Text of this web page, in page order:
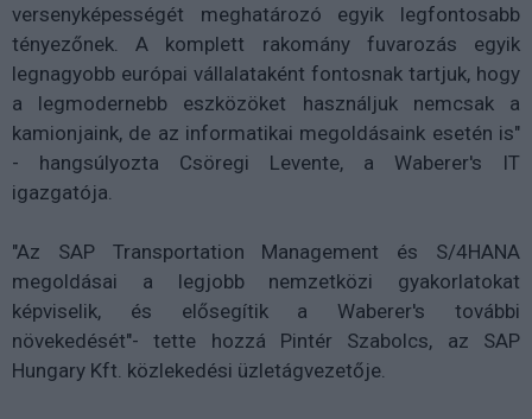
versenyképességét meghatározó egyik legfontosabb
tényezőnek. A komplett rakomány fuvarozás egyik
legnagyobb európai vállalataként fontosnak tartjuk, hogy
a legmodernebb eszközöket használjuk nemcsak a
kamionjaink, de az informatikai megoldásaink esetén is"
- hangsúlyozta Csöregi Levente, a Waberer's IT
igazgatója.
"Az SAP Transportation Management és S/4HANA
megoldásai a legjobb nemzetközi gyakorlatokat
képviselik, és elősegítik a Waberer's további
növekedését"- tette hozzá Pintér Szabolcs, az SAP
Hungary Kft. közlekedési üzletágvezetője.